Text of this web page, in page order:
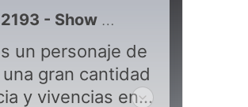
2193 - Show de Viernes 7 de Agosto 2026
un personaje de
gran cantidad
y vivencias en